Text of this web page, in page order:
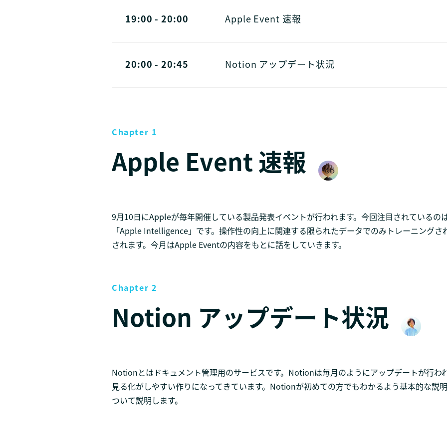
19:00 - 20:00 Apple Event 速報
20:00 - 20:45 Notion アップデート状況
Chapter 1
Apple Event 速報
9月10日にAppleが毎年開催している製品発表イベントが行われます。今回注目されているの
「Apple Intelligence」です。操作性の向上に関連する限られたデータでのみトレーニングさ
されます。今月はApple Eventの内容をもとに話をしていきます。
Chapter 2
Notion アップデート状況
Notionとはドキュメント管理用のサービスです。Notionは毎月のようにアップデートが行わ
見る化がしやすい作りになってきています。Notionが初めての方でもわかるよう基本的な説
ついて説明します。